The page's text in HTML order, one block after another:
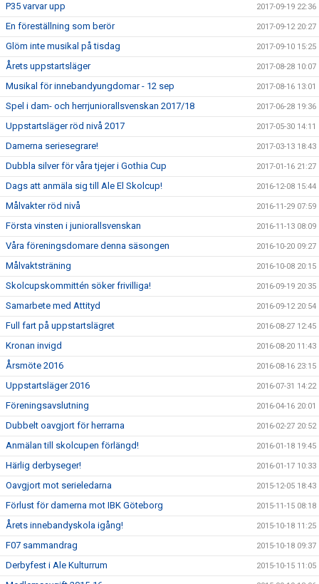
P35 varvar upp 2017-09-19 22:36
En föreställning som berör 2017-09-12 20:27
Glöm inte musikal på tisdag 2017-09-10 15:25
Årets uppstartsläger 2017-08-28 10:07
Musikal för innebandyungdomar - 12 sep 2017-08-16 13:01
Spel i dam- och herrjuniorallsvenskan 2017/18 2017-06-28 19:36
Uppstartsläger röd nivå 2017 2017-05-30 14:11
Damerna seriesegrare! 2017-03-13 18:43
Dubbla silver för våra tjejer i Gothia Cup 2017-01-16 21:27
Dags att anmäla sig till Ale El Skolcup! 2016-12-08 15:44
Målvakter röd nivå 2016-11-29 07:59
Första vinsten i juniorallsvenskan 2016-11-13 08:09
Våra föreningsdomare denna säsongen 2016-10-20 09:27
Målvaktsträning 2016-10-08 20:15
Skolcupskommittén söker frivilliga! 2016-09-19 20:35
Samarbete med Attityd 2016-09-12 20:54
Full fart på uppstartslägret 2016-08-27 12:45
Kronan invigd 2016-08-20 11:43
Årsmöte 2016 2016-08-16 23:15
Uppstartsläger 2016 2016-07-31 14:22
Föreningsavslutning 2016-04-16 20:01
Dubbelt oavgjort för herrarna 2016-02-27 20:52
Anmälan till skolcupen förlängd! 2016-01-18 19:45
Härlig derbyseger! 2016-01-17 10:33
Oavgjort mot serieledarna 2015-12-05 18:43
Förlust för damerna mot IBK Göteborg 2015-11-15 08:18
Årets innebandyskola igång! 2015-10-18 11:25
F07 sammandrag 2015-10-18 09:37
Derbyfest i Ale Kulturrum 2015-10-15 11:05